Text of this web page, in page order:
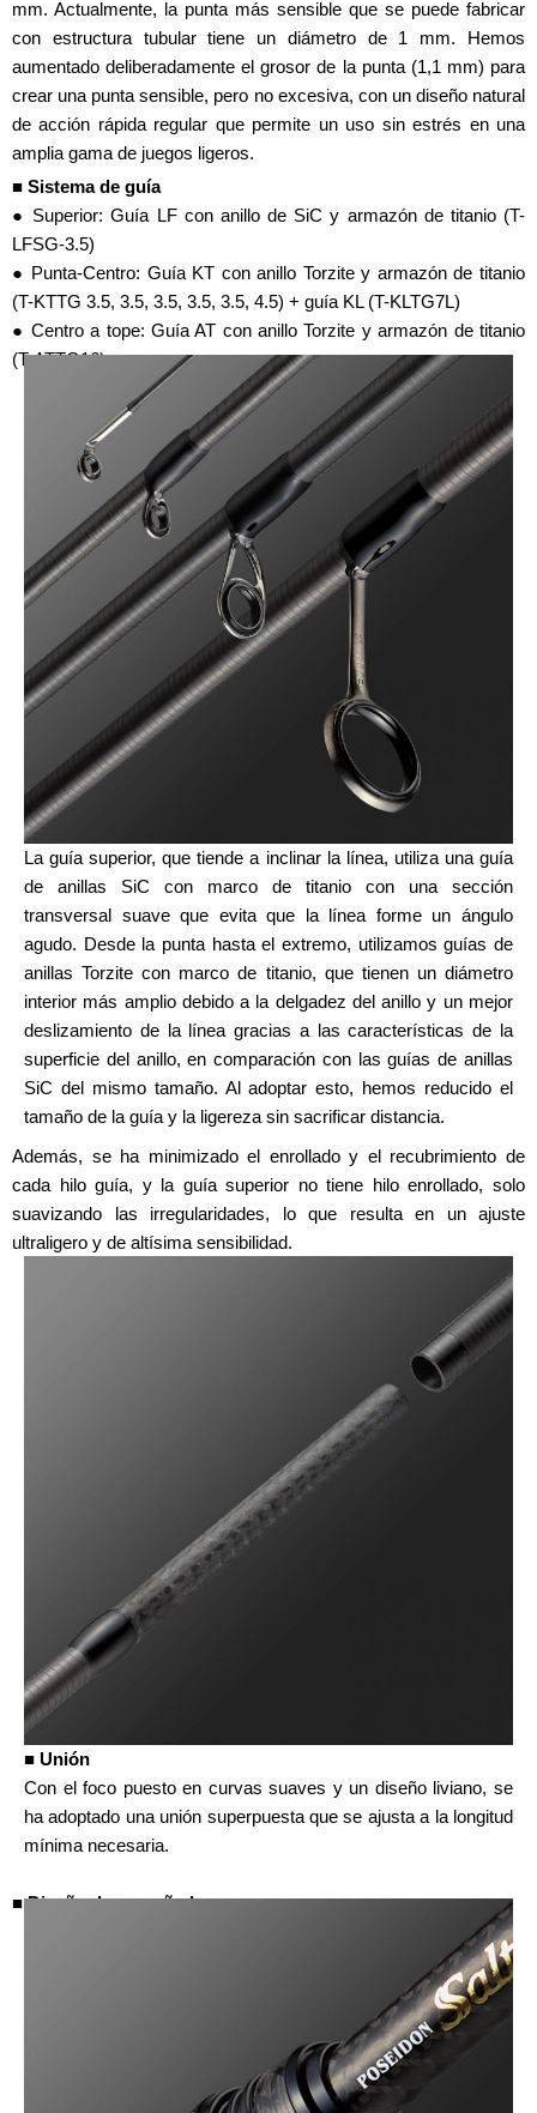
mm. Actualmente, la punta más sensible que se puede fabricar
con estructura tubular tiene un diámetro de 1 mm. Hemos
aumentado deliberadamente el grosor de la punta (1,1 mm) para
crear una punta sensible, pero no excesiva, con un diseño natural
de acción rápida regular que permite un uso sin estrés en una
amplia gama de juegos ligeros.
■ Sistema de guía
● Superior: Guía LF con anillo de SiC y armazón de titanio (T-
LFSG-3.5)
● Punta-Centro: Guía KT con anillo Torzite y armazón de titanio
(T-KTTG 3.5, 3.5, 3.5, 3.5, 3.5, 4.5) + guía KL (T-KLTG7L)
● Centro a tope: Guía AT con anillo Torzite y armazón de titanio
(T-ATTG16)
La guía superior, que tiende a inclinar la línea, utiliza una guía
de anillas SiC con marco de titanio con una sección
transversal suave que evita que la línea forme un ángulo
agudo. Desde la punta hasta el extremo, utilizamos guías de
anillas Torzite con marco de titanio, que tienen un diámetro
interior más amplio debido a la delgadez del anillo y un mejor
deslizamiento de la línea gracias a las características de la
superficie del anillo, en comparación con las guías de anillas
SiC del mismo tamaño. Al adoptar esto, hemos reducido el
tamaño de la guía y la ligereza sin sacrificar distancia.
Además, se ha minimizado el enrollado y el recubrimiento de
cada hilo guía, y la guía superior no tiene hilo enrollado, solo
suavizando las irregularidades, lo que resulta en un ajuste
ultraligero y de altísima sensibilidad.
■ Unión
Con el foco puesto en curvas suaves y un diseño liviano, se
ha adoptado una unión superpuesta que se ajusta a la longitud
mínima necesaria.
■ Diseño de empuñadura